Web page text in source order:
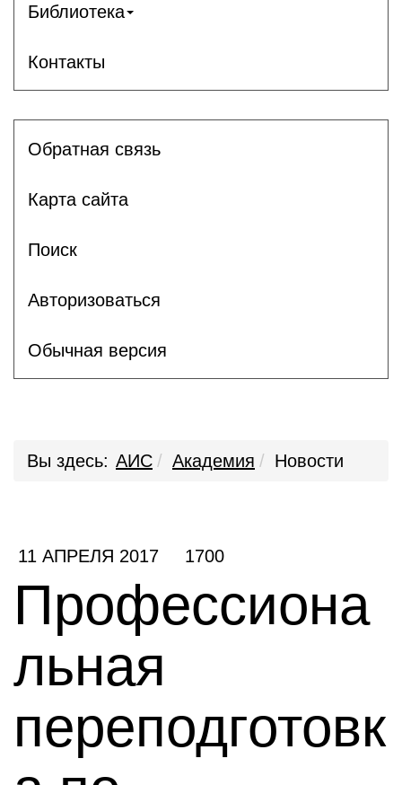
Библиотека
Контакты
Обратная связь
Карта сайта
Поиск
Авторизоваться
Обычная версия
Вы здесь: АИС Академия Новости
11 АПРЕЛЯ 2017 1700
Профессиона
льная
переподготовк